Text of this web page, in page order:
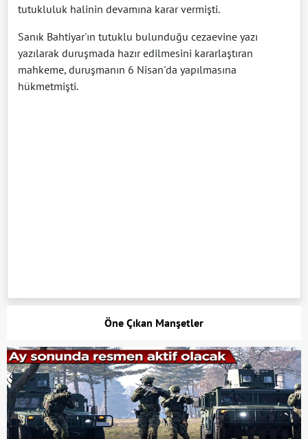
tutukluluk halinin devamına karar vermişti.
Sanık Bahtiyar'ın tutuklu bulunduğu cezaevine yazı
yazılarak duruşmada hazır edilmesini kararlaştıran
mahkeme, duruşmanın 6 Nisan'da yapılmasına
hükmetmişti.
Öne Çıkan Manşetler